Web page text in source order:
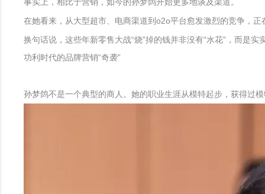
在她看来，从大型超市、电商渠道到o2o平台愈发激烈的竞争，
换句话说，这些年新零售大战“烧”掉的钱并非没有“水花”，而是
功利时代的品牌营销“奇袭”
孙梦鸽不是一个典型的商人。她的职业生涯从模特起步，获得过